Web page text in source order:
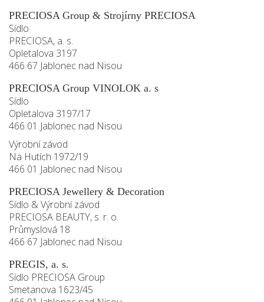
PRECIOSA Group & Strojírny PRECIOSA
Sídlo
PRECIOSA, a. s.
Opletalova 3197
466 67 Jablonec nad Nisou
PRECIOSA Group VINOLOK a. s
Sídlo
Opletalova 3197/17
466 01 Jablonec nad Nisou
Výrobní závod
Na Hutích 1972/19
466 01 Jablonec nad Nisou
PRECIOSA Jewellery & Decoration
Sídlo & Výrobní závod
PRECIOSA BEAUTY, s. r. o.
Průmyslová 18
466 67 Jablonec nad Nisou
PREGIS, a. s.
Sídlo PRECIOSA Group
Smetanova 1623/45